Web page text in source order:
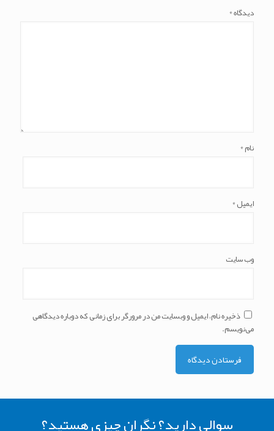
دیدگاه*
نام*
ایمیل*
وب‌ سایت
ذخیره نام، ایمیل و وبسایت من در مرورگر برای زمانی که دوباره دیدگاهی
می‌نویسم.
سوالی دارید؟ نگران چیزی هستید؟